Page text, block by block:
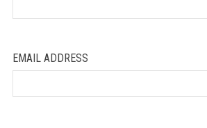
EMAIL ADDRESS